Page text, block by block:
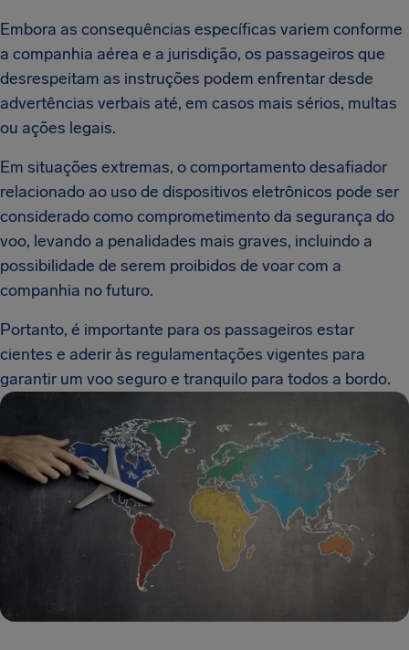
Embora as consequências específicas variem conforme
a companhia aérea e a jurisdição, os passageiros que
desrespeitam as instruções podem enfrentar desde
advertências verbais até, em casos mais sérios, multas
ou ações legais.
Em situações extremas, o comportamento desafiador
relacionado ao uso de dispositivos eletrônicos pode ser
considerado como comprometimento da segurança do
voo, levando a penalidades mais graves, incluindo a
possibilidade de serem proibidos de voar com a
companhia no futuro.
Portanto, é importante para os passageiros estar
cientes e aderir às regulamentações vigentes para
garantir um voo seguro e tranquilo para todos a bordo.